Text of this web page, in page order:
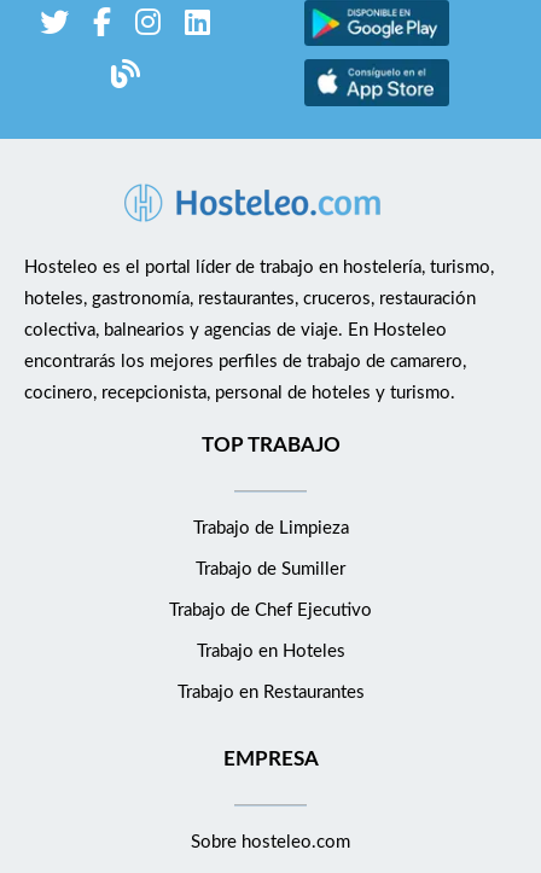
Hosteleo es el portal líder de trabajo en hostelería, turismo,
hoteles, gastronomía, restaurantes, cruceros, restauración
colectiva, balnearios y agencias de viaje. En Hosteleo
encontrarás los mejores perfiles de trabajo de camarero,
cocinero, recepcionista, personal de hoteles y turismo.
TOP TRABAJO
Trabajo de Limpieza
Trabajo de Sumiller
Trabajo de Chef Ejecutivo
Trabajo en Hoteles
Trabajo en Restaurantes
EMPRESA
Sobre hosteleo.com